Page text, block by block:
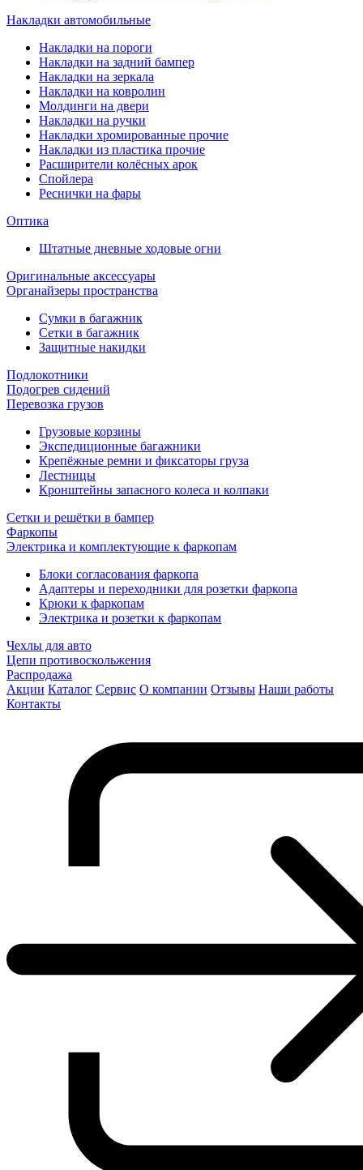
Накладки автомобильные
Накладки на пороги
Накладки на задний бампер
Накладки на зеркала
Накладки на ковролин
Молдинги на двери
Накладки на ручки
Накладки хромированные прочие
Накладки из пластика прочие
Расширители колёсных арок
Спойлера
Реснички на фары
Оптика
Штатные дневные ходовые огни
Оригинальные аксессуары
Органайзеры пространства
Сумки в багажник
Сетки в багажник
Защитные накидки
Подлокотники
Подогрев сидений
Перевозка грузов
Грузовые корзины
Экспедиционные багажники
Крепёжные ремни и фиксаторы груза
Лестницы
Кронштейны запасного колеса и колпаки
Сетки и решётки в бампер
Фаркопы
Электрика и комплектующие к фаркопам
Блоки согласования фаркопа
Адаптеры и переходники для розетки фаркопа
Крюки к фаркопам
Электрика и розетки к фаркопам
Чехлы для авто
Цепи противоскольжения
Распродажа
Акции Каталог Сервис О компании Отзывы Наши работы
Контакты